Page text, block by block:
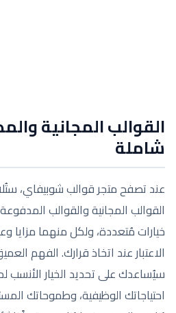
القوالب المجانية
شاملة
عند تصفح متجر قوالب شوبيفاي،
القوالب المجانية والقوالب
خيارات مُتعددة، ولكل منهما
الاعتبار عند اتخاذ قرارك. الفهم
سيُساعدك على تحديد الخيار الأنسب
احتياجاتك الوظيفية، وطموحاتك